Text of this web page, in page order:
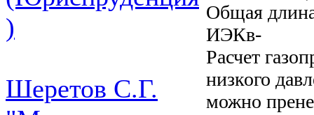
)
Шеретов С.Г.
Общая
ИЭКв-
Расчет
низкого
можно